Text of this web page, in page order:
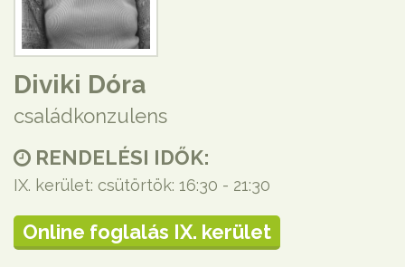
Diviki Dóra
családkonzulens
RENDELÉSI IDŐK:
IX. kerület: csütörtök: 16:30 - 21:30
Online foglalás IX. kerület